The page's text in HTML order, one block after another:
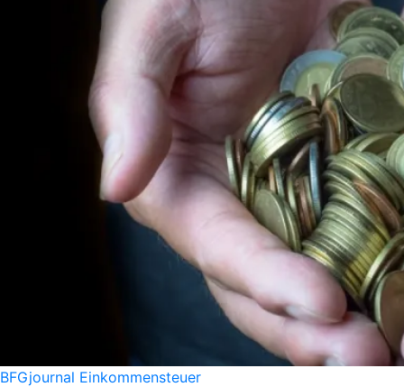
BFGjournal Einkommensteuer